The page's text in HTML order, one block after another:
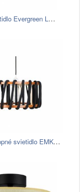
Stropné svietidlo Evergreen Lights…
Čierne stropné svietidlo EMKO Macaron,…